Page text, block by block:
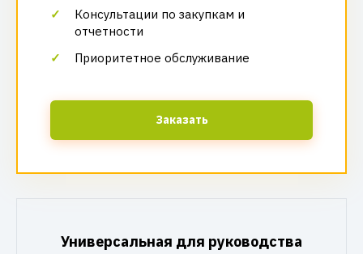
Консультации по закупкам и
отчетности
Приоритетное обслуживание
Заказать
Универсальная для руководства